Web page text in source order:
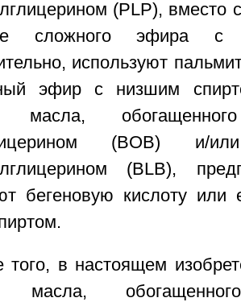
(PLP), вместо
сложного эфира с
используют
эфир с низшим
масла,
(BOB) и/
(BLB),
бегеновую кислоту
того, в настоящем
масла,